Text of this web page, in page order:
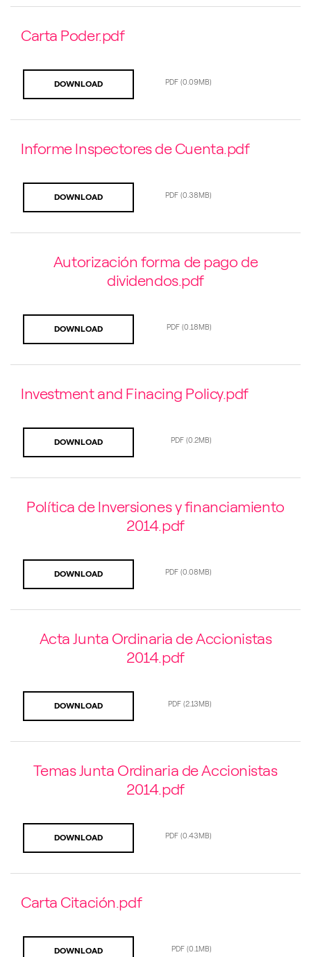
Carta Poder.pdf
PDF (0.09MB)
DOWNLOAD
Informe Inspectores de Cuenta.pdf
PDF (0.38MB)
DOWNLOAD
Autorización forma de pago de
dividendos.pdf
PDF (0.18MB)
DOWNLOAD
Investment and Finacing Policy.pdf
PDF (0.2MB)
DOWNLOAD
Política de Inversiones y financiamiento
2014.pdf
PDF (0.08MB)
DOWNLOAD
Acta Junta Ordinaria de Accionistas
2014.pdf
PDF (2.13MB)
DOWNLOAD
Temas Junta Ordinaria de Accionistas
2014.pdf
PDF (0.43MB)
DOWNLOAD
Carta Citación.pdf
PDF (0.1MB)
DOWNLOAD